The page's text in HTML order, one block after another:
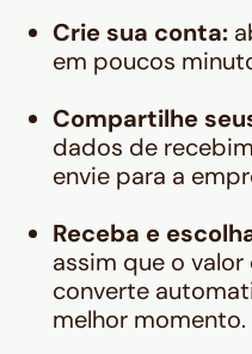
Crie sua conta:
em poucos
Compartilhe
dados de
envie para a
Receba e
assim que o
converte
melhor momento.